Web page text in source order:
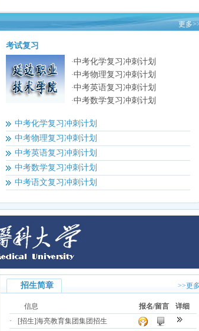
更多
考试复习
·中考化学复习冲刺计划
·中考物理复习冲刺计划
·中考英语复习冲刺计划
·中考数学复习冲刺计划
中考化学复习冲刺计划
中考物理复习冲刺计划
中考英语复习冲刺计划
中考数学复习冲刺计划
中考语文复习冲刺计划
招生简章 >>更
信息 报名/留言
详细
·
[招生]海亮教育集团集团招生